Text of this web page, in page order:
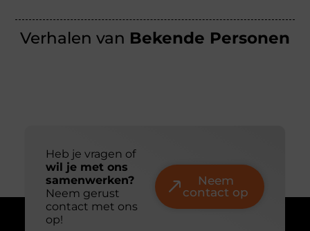
Verhalen van Bekende Personen
Heb je vragen of
wil je met ons
samenwerken?
Neem gerust
contact met ons
op!
Neem
contact op